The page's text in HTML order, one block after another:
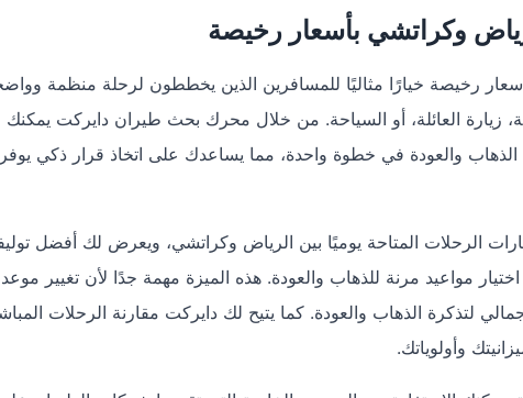
وكراتشي بأسعار رخيصة
رخيصة خيارًا مثاليًا للمسافرين الذين يخططون لرحلة منظمة
زيارة العائلة، أو السياحة. من خلال محرك بحث طيران دايركت
الذهاب والعودة في خطوة واحدة، مما يساعدك على اتخاذ قرار ذكي
الرحلات المتاحة يوميًا بين الرياض وكراتشي، ويعرض لك أفضل
مواعيد مرنة للذهاب والعودة. هذه الميزة مهمة جدًا لأن تغيير موعد
لتذكرة الذهاب والعودة. كما يتيح لك دايركت مقارنة الرحلات
وأولوياتك.